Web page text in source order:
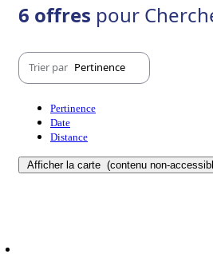
6 offres pour
Trier par Pertinence
Pertinence
Date
Distance
Afficher la carte (contenu non-